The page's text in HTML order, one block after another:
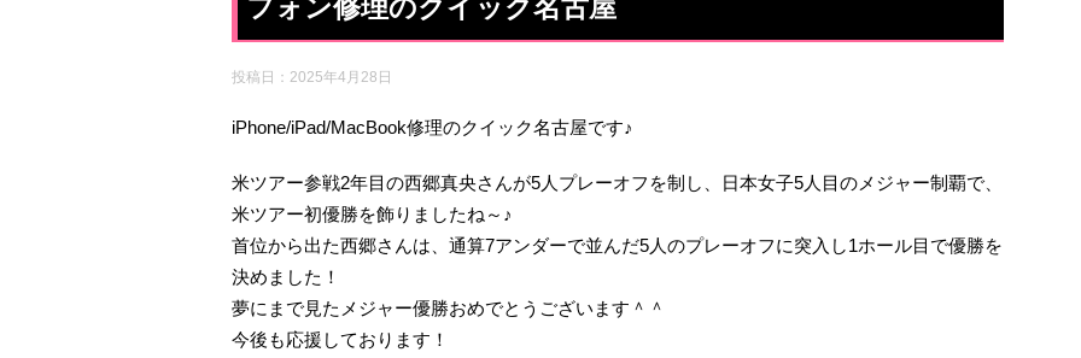
フォン修理のクイック名古屋
投稿日： 2025年4月28日
iPhone/iPad/MacBook修理のクイック名古屋です♪
米ツアー参戦2年目の西郷真央さんが5人プレーオフを制し、日本女子5人目のメジャー制覇で、
米ツアー初優勝を飾りましたね～♪
首位から出た西郷さんは、通算7アンダーで並んだ5人のプレーオフに突入し1ホール目で優勝を
決めました！
夢にまで見たメジャー優勝おめでとうございます＾＾
今後も応援しております！